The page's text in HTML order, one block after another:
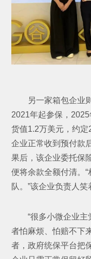
另一家箱包企业
2021年起参保，
货值1.2万美元，约
企业正常收到预付款
果后，该企业委托保
便将余款全额付清。
队。”该企业负责人笑
“很多小微企业
者怕麻烦、怕赔不下
者，政府统保平台把